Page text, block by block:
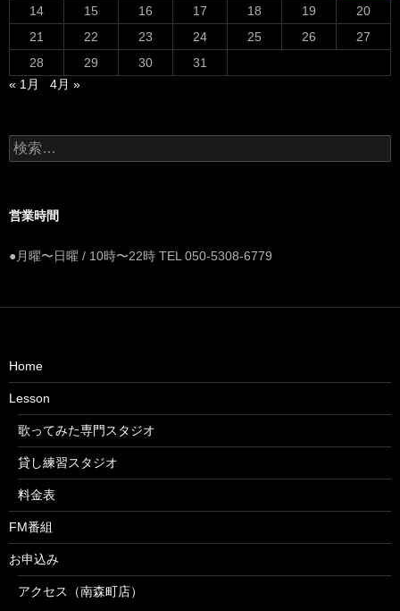
14
15 16 17 18 19
20
21
22 23 24 25 26
27
28
29 30
31
« 1月
4月 »
検
索:
営業時間
●月曜〜日曜 / 10時〜22時 TEL 050-5308-6779
Home
Lesson
歌ってみた専門スタジオ
貸し練習スタジオ
料金表
FM番組
お申込み
アクセス（南森町店）